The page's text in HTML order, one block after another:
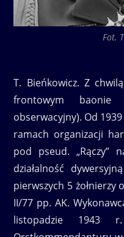
Fot.
T. Bieńkowicz. Z
frontowym baonie
obserwacyjny). Od
ramach organizacji
pod pseud. „Rączy”
działalność
pierwszych 5 żołnierzy
II/77 pp. AK.
listopadzie 1943